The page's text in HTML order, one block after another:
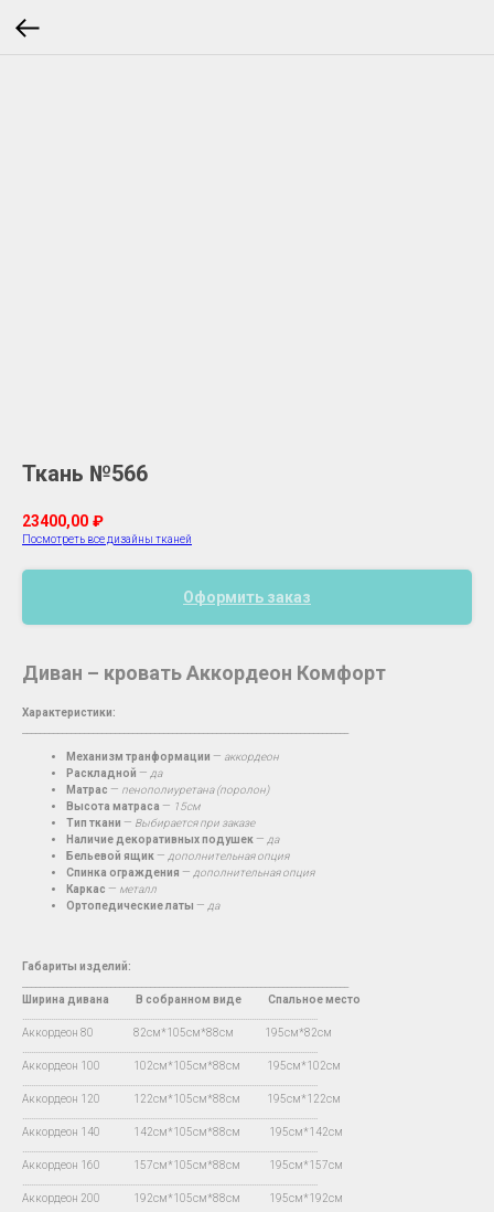
Ткань №566
23400,00 ₽
Посмотреть все дизайны тканей
Оформить заказ
Диван – кровать Аккордеон Комфорт
Характеристики:
Механизм транформации — аккордеон
Раскладной — да
Матрас — пенополиуретана (поролон)
Высота матраса — 15см
Тип ткани — Выбирается при заказе
Наличие декоративных подушек — да
Бельевой ящик — дополнительная опция
Спинка ограждения — дополнительная опция
Каркас — металл
Ортопедические латы — да
Габариты изделий:
Ширина дивана
В собранном виде Спальное место
Аккордеон 80 82см*105см*88см 195см*82см
Аккордеон 100 102см*105см*88см 195см*102см
Аккордеон 120 122см*105см*88см 195см*122см
Аккордеон 140 142см*105см*88см 195см*142см
Аккордеон 160 157см*105см*88см 195см*157см
Аккордеон 200 192см*105см*88см 195см*192см